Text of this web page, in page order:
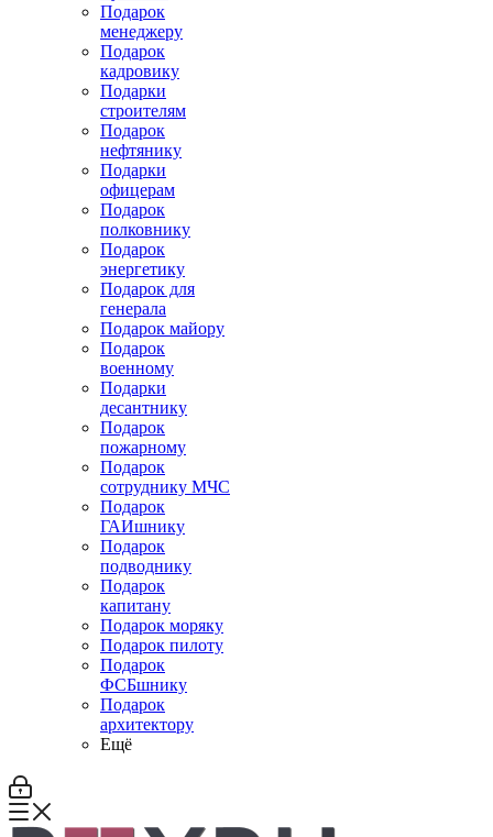
Подарок
менеджеру
Подарок
кадровику
Подарки
строителям
Подарок
нефтянику
Подарки
офицерам
Подарок
полковнику
Подарок
энергетику
Подарок для
генерала
Подарок майору
Подарок
военному
Подарки
десантнику
Подарок
пожарному
Подарок
сотруднику МЧС
Подарок
ГАИшнику
Подарок
подводнику
Подарок
капитану
Подарок моряку
Подарок пилоту
Подарок
ФСБшнику
Подарок
архитектору
Ещё